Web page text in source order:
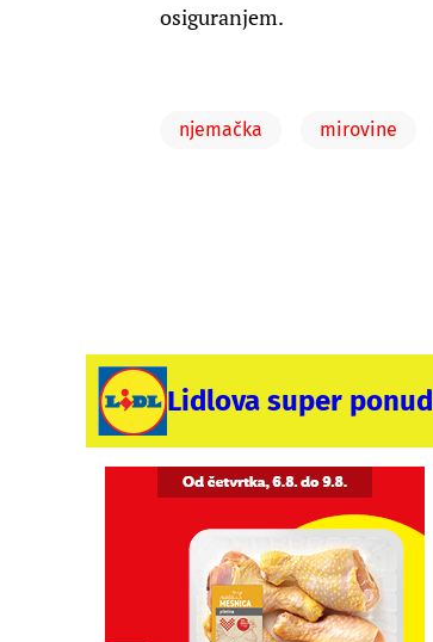
osiguranjem.
njemačka mirovine
Lidlova super